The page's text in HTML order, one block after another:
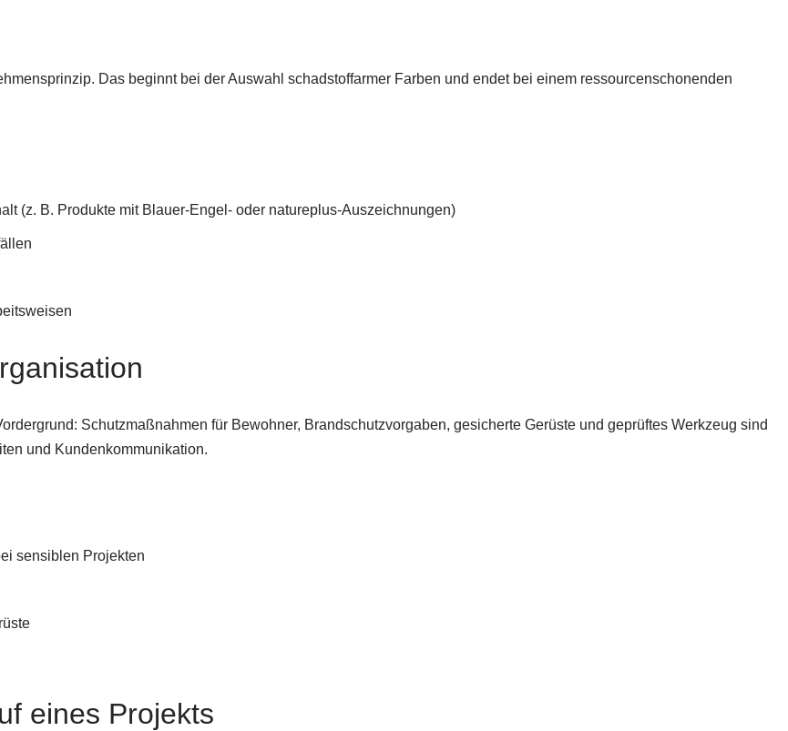
Das beginnt bei der Auswahl schadstoffarmer Farben und endet bei einem ressourcenschonenden
(z. B. Produkte mit Blauer-Engel- oder natureplus-Auszeichnungen)
Schutzmaßnahmen für Bewohner, Brandschutzvorgaben, gesicherte Gerüste und geprüftes Werkzeug sind
und Kundenkommunikation.
sensiblen Projekten
eines Projekts